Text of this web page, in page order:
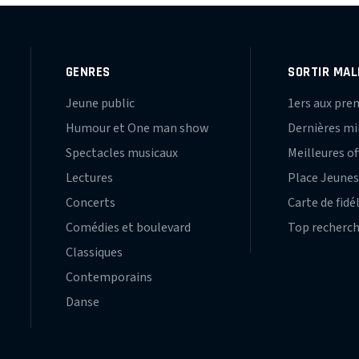
GENRES
Jeune public
Humour et One man show
Spectacles musicaux
Lectures
Concerts
Comédies et boulevard
Classiques
Contemporains
Danse
SORTIR
1ers aux
Dernières
Meilleures
Place Jeunes
Carte de
Top